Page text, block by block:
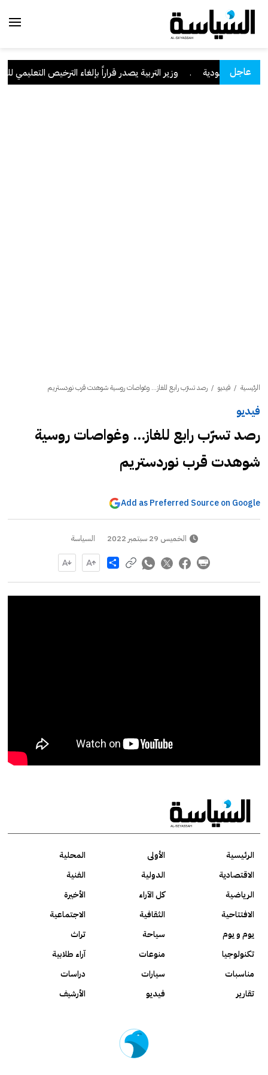
عاجل
السعودية وزير التربية يصدر قراراً بإلغاء الترخيص التعليمي
الرئيسية / فيديو / رصد تسرّب رابع للغاز... وغواصات روسية شوهدت قرب نوردستريم
فيديو
رصد تسرّب رابع للغاز... وغواصات روسية
شوهدت قرب نوردستريم
Add as Preferred Source on Google
الخميس 29 سبتمبر 2022 السياسة
Share
الرئيسية الأولى
المحلية
الاقتصادية
الدولية
الفنية
الرياضية
كل الآراء
الأخيرة
الافتتاحية
الثقافية
الاجتماعية
يوم و يوم
سياحة
تراث
تكنولوجيا
منوعات
آراء طلابية
مناسبات
سيارات
دراسات
تقارير
فيديو الأرشيف